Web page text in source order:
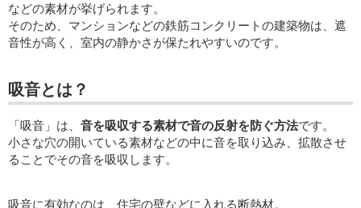
などの素材が挙げられます。
そのため、マンションなどの鉄筋コンクリートの建築物は、遮
音性が高く、室内の静かさが保たれやすいのです。
吸音とは？
「吸音」は、 音を吸収する素材で音の反射を防ぐ方法です。
小さな穴の開いている素材などの中に音を取り込み、拡散させ
ることでその音を吸収します。
吸音に有効なのは、住宅の壁などに入れる断熱材。